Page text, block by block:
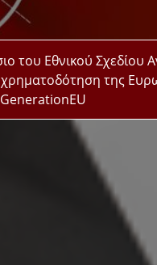
του Εθνικού Σχεδίου
χρηματοδότηση της